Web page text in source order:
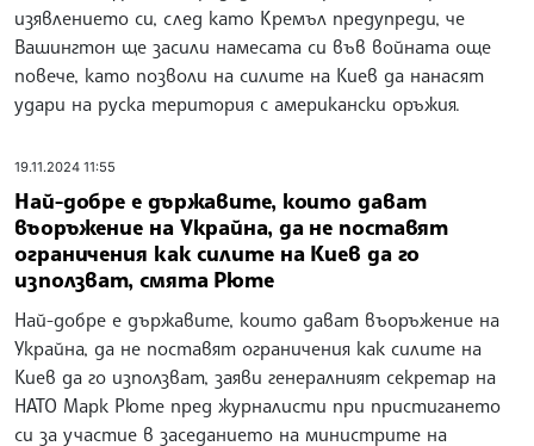
изявлението си, след като Кремъл предупреди, че
Вашингтон ще засили намесата си във войната още
повече, като позволи на силите на Киев да нанасят
удари на руска територия с американски оръжия.
19.11.2024 11:55
Най-добре е държавите, които дават
въоръжение на Украйна, да не поставят
ограничения как силите на Киев да го
използват, смята Рюте
Най-добре е държавите, които дават въоръжение на
Украйна, да не поставят ограничения как силите на
Киев да го използват, заяви генералният секретар на
НАТО Марк Рюте пред журналисти при пристигането
си за участие в заседанието на министрите на